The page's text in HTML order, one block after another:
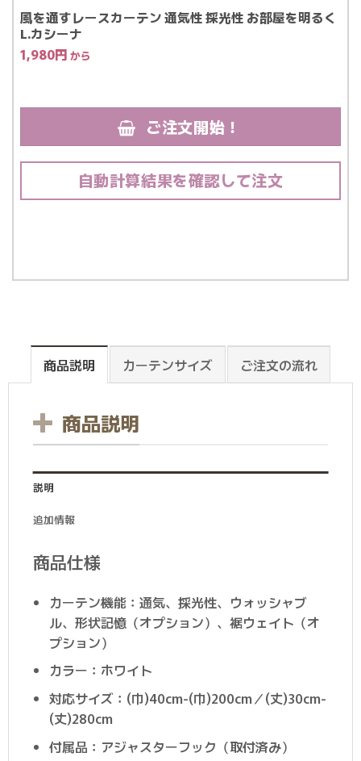
風を通すレースカーテン 通気性 採光性 お部屋を明るく
L.カシーナ
1,980円
ご注文開始！
自動計算結果を確認して注文
商品説明 カーテンサイズ ご注文の流れ
商品説明
説明
追加情報
商品仕様
カーテン機能：通気、採光性、ウォッシャブ
ル、形状記憶（オプション）、裾ウェイト（オ
プション）
カラー：ホワイト
対応サイズ：(巾)40cm-(巾)200cm／(丈)30cm-
(丈)280cm
付属品：アジャスターフック（取付済み）